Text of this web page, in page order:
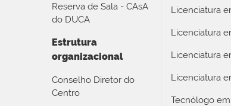
Reserva de Sala - CAsA
do DUCA
Estrutura
organizacional
Conselho Diretor do
Centro
Licenciatura
Licenciatura
Licenciatura
Licenciatura
Tecnólogo